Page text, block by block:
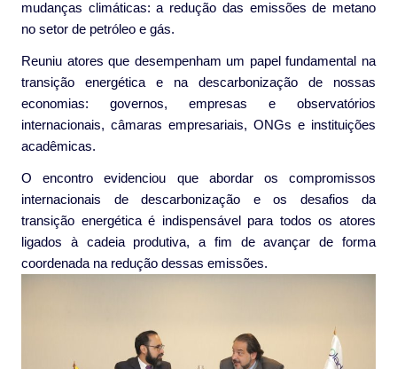
mudanças climáticas: a redução das emissões de metano
no setor de petróleo e gás.
Reuniu atores que desempenham um papel fundamental na
transição energética e na descarbonização de nossas
economias: governos, empresas e observatórios
internacionais, câmaras empresariais, ONGs e instituições
acadêmicas.
O encontro evidenciou que abordar os compromissos
internacionais de descarbonização e os desafios da
transição energética é indispensável para todos os atores
ligados à cadeia produtiva, a fim de avançar de forma
coordenada na redução dessas emissões.